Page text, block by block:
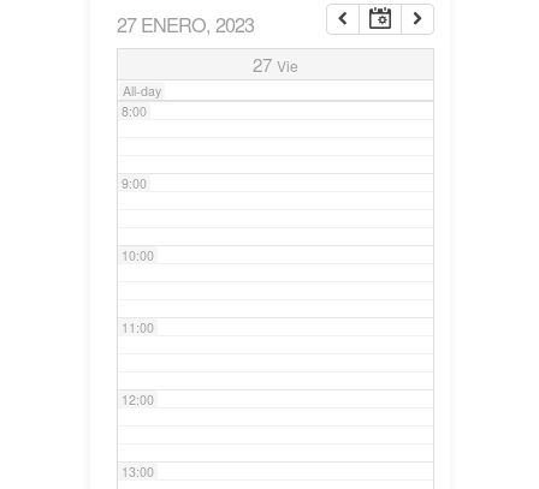
27 ENERO, 2023
27 Vie
All-day
7:00
8:00
9:00
10:00
11:00
12:00
13:00